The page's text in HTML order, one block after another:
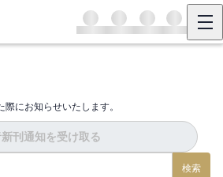
にお知らせいたします。
刊通知を受け取る
検索